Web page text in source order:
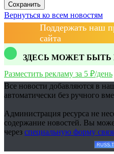
Сохранить
Вернуться ко всем новостям
Поддержать наш
сайта
ЗДЕСЬ МОЖЕТ
Разместить рекламу за 5 ₽/день
Все новости добавляются в
автоматически без ручного
Администрация ресурса не
содержание новостей. Вы
через специальную форму